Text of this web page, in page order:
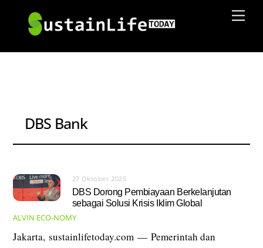
content
DBS Bank
27 Oktober 2025
DBS Dorong Pembiayaan Berkelanjutan
sebagai Solusi Krisis Iklim Global
ALVIN ECO-NOMY
Jakarta, sustainlifetoday.com — Pemerintah dan